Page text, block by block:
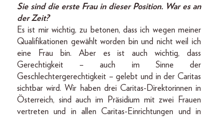
Sie sind die erste Frau in dieser Position. War es an
der Zeit?
Es ist mir wichtig, zu betonen, dass ich wegen meiner
Qualifikationen gewählt worden bin und nicht weil ich
eine Frau bin. Aber es ist auch wichtig, dass
Gerechtigkeit – auch im Sinne der
Geschlechtergerechtigkeit – gelebt und in der Caritas
sichtbar wird. Wir haben drei Caritas-Direktorinnen in
Österreich, sind auch im Präsidium mit zwei Frauen
vertreten und in allen Caritas-Einrichtungen und in